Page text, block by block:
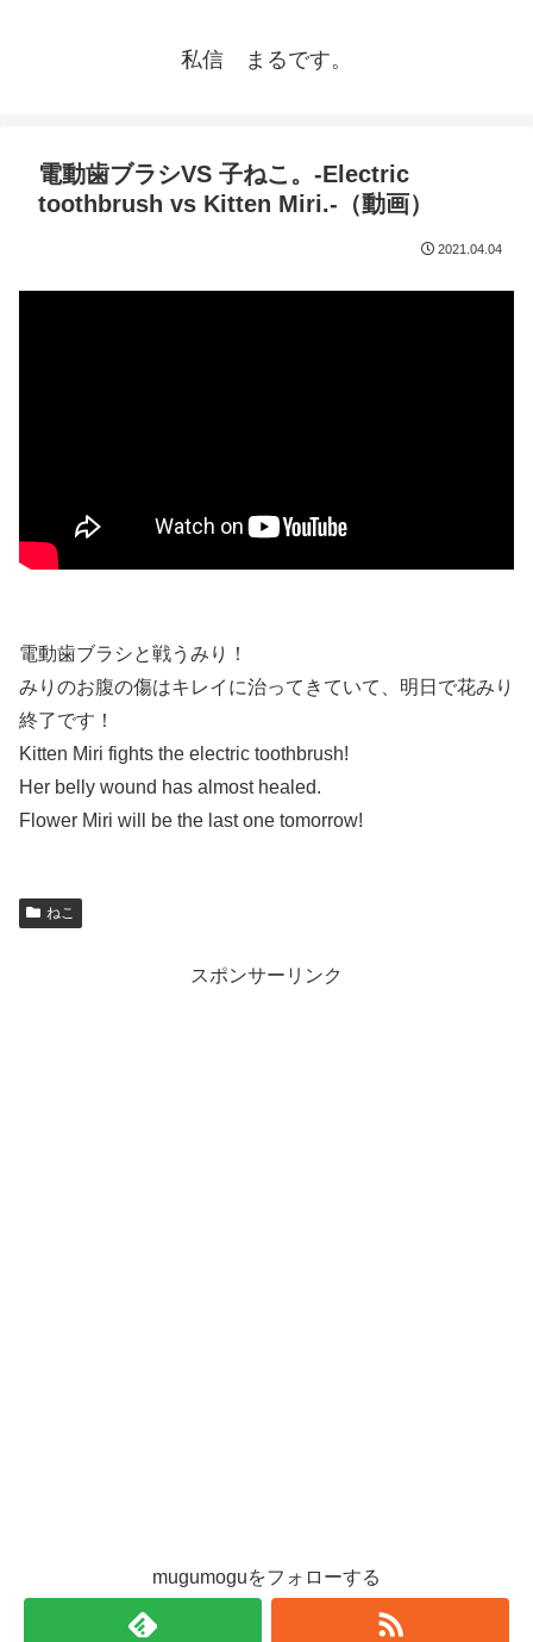
私信 まるです。
電動歯ブラシVS 子ねこ。-Electric
toothbrush vs Kitten Miri.-（動画）
2021.04.04
電動歯ブラシと戦うみり！
みりのお腹の傷はキレイに治ってきていて、明日で花みり
終了です！
Kitten Miri fights the electric toothbrush!
Her belly wound has almost healed.
Flower Miri will be the last one tomorrow!
ねこ
スポンサーリンク
mugumoguをフォローする